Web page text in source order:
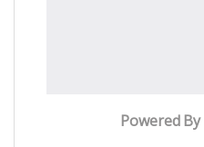
Powered